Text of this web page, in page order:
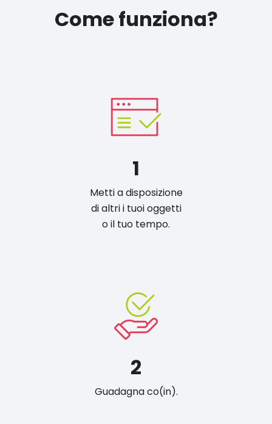
Come funziona?
1
Metti a disposizione
di altri i tuoi oggetti
o il tuo tempo.
2
Guadagna co(in).